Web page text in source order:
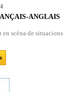
ANGLAIS
scèna de situacions